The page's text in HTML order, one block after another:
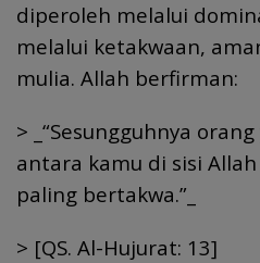
diperoleh melalui
melalui ketakwaan,
mulia. Allah berfirman:
> _“Sesungguhnya
antara kamu di sisi
paling bertakwa.”_
> [QS. Al-Hujurat: 13]